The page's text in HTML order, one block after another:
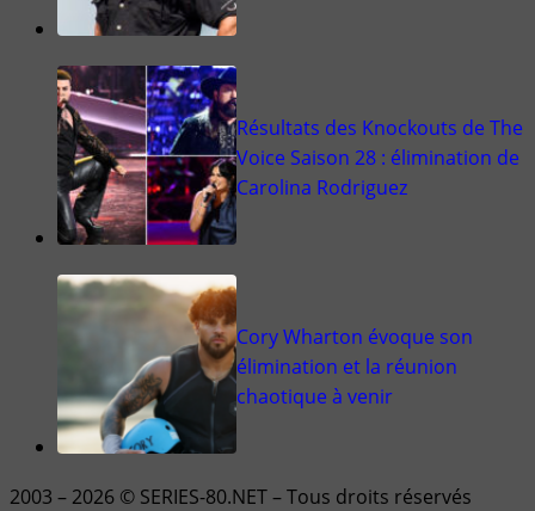
Résultats des Knockouts de The
Voice Saison 28 : élimination de
Carolina Rodriguez
Cory Wharton évoque son
élimination et la réunion
chaotique à venir
2003 – 2026 © SERIES-80.NET – Tous droits réservés